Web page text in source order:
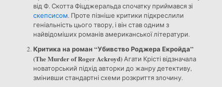
від Ф. Скотта Фіцджеральда спочатку приймався зі
скепсисом. Проте пізніше критики підкреслили
геніальність цього твору, і він став одним з
найвідоміших романів американської літератури.
Критика на роман “Убивство Роджера Екройда”
(The Murder of Roger Ackroyd)Агати Крісті відзначала
новаторський підхід авторки до жанру детективу,
змінивши стандартні схеми розкриття злочину.